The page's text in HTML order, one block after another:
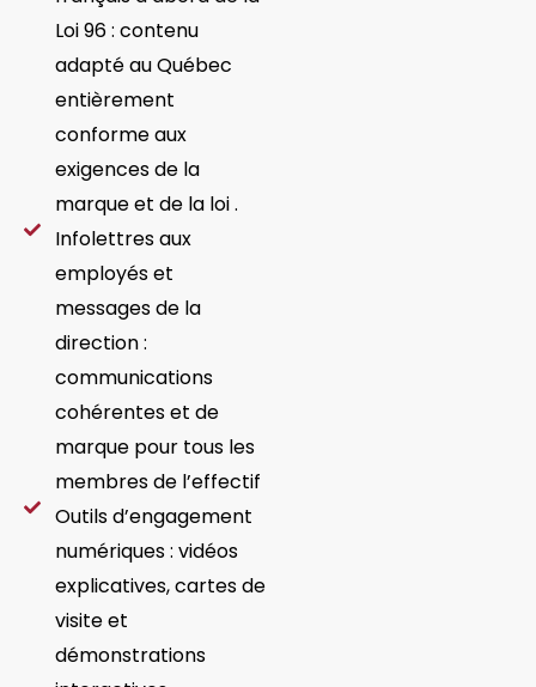
Loi 96 : contenu
adapté au Québec
entièrement
conforme aux
exigences de la
marque et de la loi .
Infolettres aux
employés et
messages de la
direction :
communications
cohérentes et de
marque pour tous les
membres de l’effectif
Outils d’engagement
numériques : vidéos
explicatives, cartes de
visite et
démonstrations